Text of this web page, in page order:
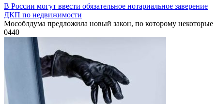
В России могут ввести обязательное нотариальное заверение
ДКП по недвижимости
Мособлдума предложила новый закон, по которому некоторые
0440